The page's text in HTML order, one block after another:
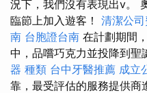
況下，我們沒有表現出v。
臨節上加入遊客！ 清潔公
南 台胞證台南 在計劃期間
中，品嚐巧克力並投降到聖
器 種類 台中牙醫推薦 成立
靠，最受評估的服務提供商